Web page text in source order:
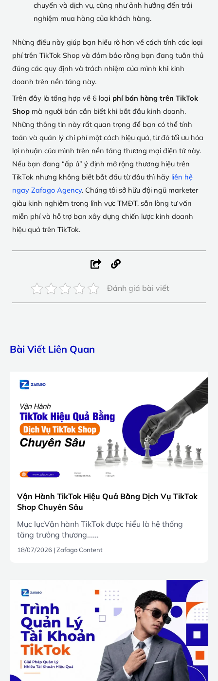
chuyển và dịch vụ, cũng như ảnh hưởng đến trải
nghiệm mua hàng của khách hàng.
Những điều này giúp bạn hiểu rõ hơn về cách tính các loại
phí trên TikTok Shop và đảm bảo rằng bạn đang tuân thủ
đúng các quy định và trách nhiệm của mình khi kinh
doanh trên nền tảng này.
Trên đây là tổng hợp về 6 loại phí bán hàng trên TikTok
Shop mà người bán cần biết khi bắt đầu kinh doanh.
Những thông tin này rất quan trọng để bạn có thể tính
toán và quản lý chi phí một cách hiệu quả, từ đó tối ưu hóa
lợi nhuận của mình trên nền tảng thương mại điện tử này.
Nếu bạn đang “ấp ủ” ý định mở rộng thương hiệu trên
TikTok nhưng không biết bắt đầu từ đâu thì hãy liên hệ
ngay Zafago Agency. Chúng tôi sở hữu đội ngũ marketer
giàu kinh nghiệm trong lĩnh vực TMĐT, sẵn lòng tư vấn
miễn phí và hỗ trợ bạn xây dựng chiến lược kinh doanh
hiệu quả trên TikTok.
Đánh giá bài viết
Bài Viết Liên Quan
Vận Hành TikTok Hiệu Quả Bằng Dịch Vụ TikTok
Shop Chuyên Sâu
Mục lụcVận hành TikTok được hiểu là hệ thống
tăng trưởng thương......
18/07/2026 |Zafago Content